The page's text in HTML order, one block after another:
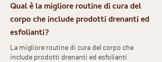
Qual è la migliore routine di cura del
corpo che include prodotti drenanti ed
esfolianti?
La migliore routine di cura del corpo che
include prodotti drenanti ed esfolianti